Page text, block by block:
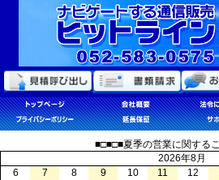
■□■□■夏季の営業に関する
2026年8月
6
7 8 9 10 11 12